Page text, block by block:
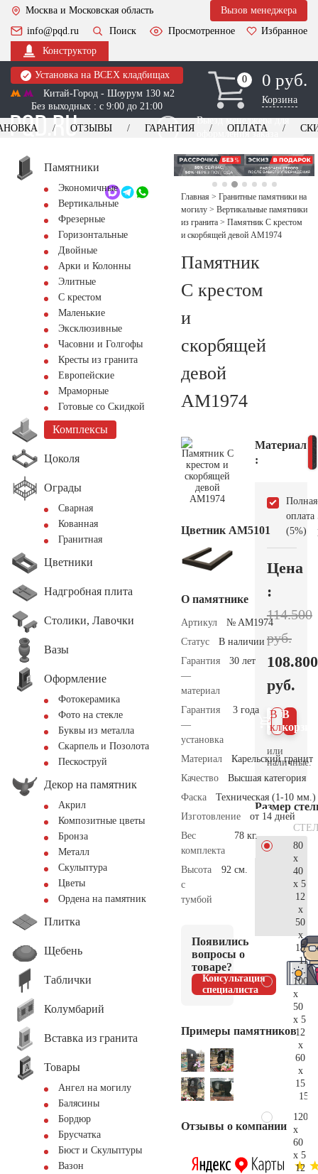
Москва и Московская область
Вызов менеджера
info@pqd.ru
Поиск Просмотренное
Избранное
Конструктор
Установка на ВСЕХ кладбищах
Китай-Город - Шоурум 130 м2
Без выходных : с 9:00 до 21:00
0
0 0 руб.
Корзина
Выезд менеджера для
оформления заказа
+7 (495) 518-44-23
Обратный звонок
ОТЗЫВЫ ГАРАНТИЯ ОПЛАТА
Памятники
Экономичные
Вертикальные
Фрезерные
Горизонтальные
Двойные
Арки и Колонны
Элитные
С крестом
Маленькие
Эксклюзивные
Часовни и Голгофы
Кресты из гранита
Европейские
Мраморные
Готовые со Скидкой
Комплексы
Цоколя
Ограды
Сварная
Кованная
Гранитная
Цветники
Надгробная плита
Столики, Лавочки
Вазы
Оформление
Фотокерамика
Фото на стекле
Буквы из металла
Скарпель и Позолота
Пескоструй
Декор на памятник
Акрил
Композитные цветы
Бронза
Металл
Скульптура
Цветы
Ордена на памятник
Плитка
Щебень
Таблички
Колумбарий
Вставка из гранита
Товары
Ангел на могилу
Балясины
Бордюр
Брусчатка
Бюст и Скульптуры
Вазон
Главная > Гранитные памятники на
могилу > Вертикальные памятники
из гранита > Памятник С крестом
и скорбящей девой AM1974
Памятник
С крестом
и
скорбящей
девой
AM1974
Цветник АМ5101
О памятнике
Артикул
№ AM1974
Статус
В наличии
Гарантия
—
материал
30 лет
Гарантия
—
установка
3 года
Материал
Карельский гранит
Качество
Высшая категория
Фаска
Техническая (1-10 мм.)
Изготовление
от 14 дней
Вес
комплекта
78 кг.
Высота
с
тумбой
92 см.
Появились
вопросы о
товаре?
Консультация
специалиста
Примеры памятников
Отзывы о компании
Материал
:
Полная
оплата
(5%)
Цена
:
114.500
руб.
108.800
руб.
В
В 1
клик
или
наличные.
Размер
80
x
40
x 5
12
x
50
x
15
100
x
50
x 5
12
x
60
x
15
120
x
60
x 5
12